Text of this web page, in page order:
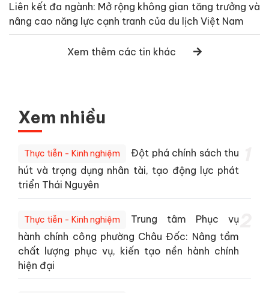
Liên kết đa ngành: Mở rộng không gian tăng trưởng và
nâng cao năng lực cạnh tranh của du lịch Việt Nam
Xem thêm các tin khác
Xem nhiều
Thực tiễn - Kinh nghiệm
Đột phá chính sách thu
hút và trọng dụng nhân tài, tạo động lực phát
triển Thái Nguyên
Thực tiễn - Kinh nghiệm
Trung tâm Phục vụ
hành chính công phường Châu Đốc: Nâng tầm
chất lượng phục vụ, kiến tạo nền hành chính
hiện đại